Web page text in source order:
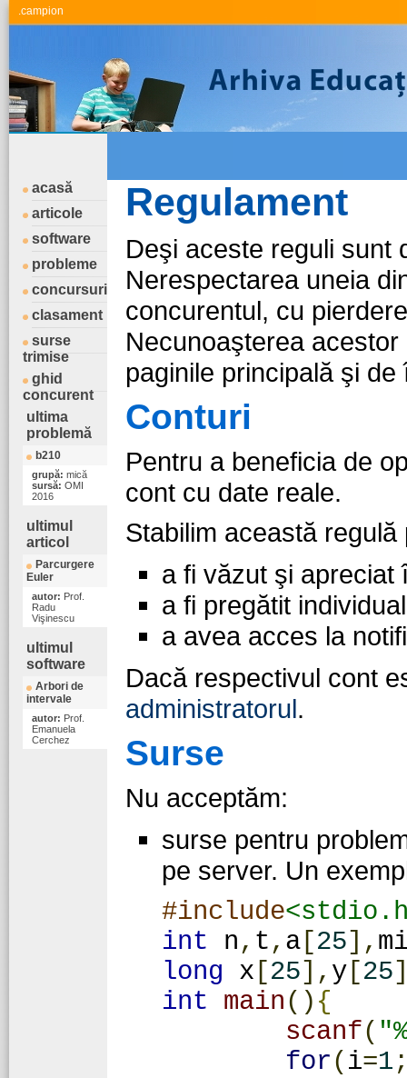
.campion
acasă
articole
software
probleme
concursuri
clasament
surse
trimise
ghid
concurent
ultima
problemă
b210
grupă: mică
sursă: OMI
2016
ultimul
articol
Parcurgere
Euler
autor: Prof.
Radu
Vişinescu
ultimul
software
Arbori de
intervale
autor: Prof.
Emanuela
Cerchez
Regulament
Deşi aceste reguli sunt
Nerespectarea uneia
concurentul, cu
Necunoaşterea
paginile principală şi
Conturi
Pentru a beneficia de
cont cu date reale.
Stabilim această regulă
a fi văzut şi apreciat
a fi pregătit
a avea acces la
Dacă respectivul cont
administratorul.
Surse
Nu acceptăm:
surse pentru
pe server. Un
#include
int n, t, a [25],
long x [25], y [25
int
main() {
scanf(
for( i=1